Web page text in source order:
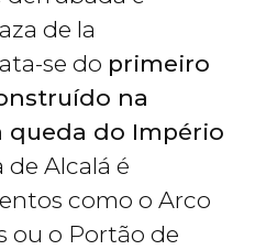
de la
se do primeiro
na
queda do Império
de Alcalá é
como o Arco
ou o Portão de